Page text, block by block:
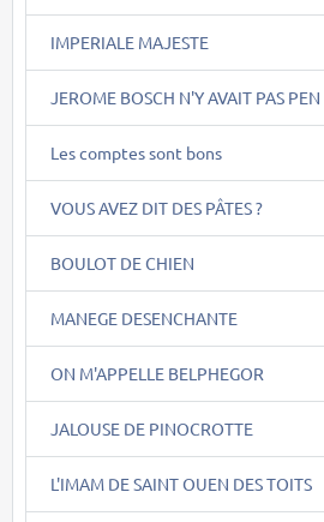
IMPERIALE MAJESTE
JEROME BOSCH N'Y AVAIT PAS PEN
Les comptes sont bons
VOUS AVEZ DIT DES PÂTES ?
BOULOT DE CHIEN
MANEGE DESENCHANTE
ON M'APPELLE BELPHEGOR
JALOUSE DE PINOCROTTE
L'IMAM DE SAINT OUEN DES TOITS